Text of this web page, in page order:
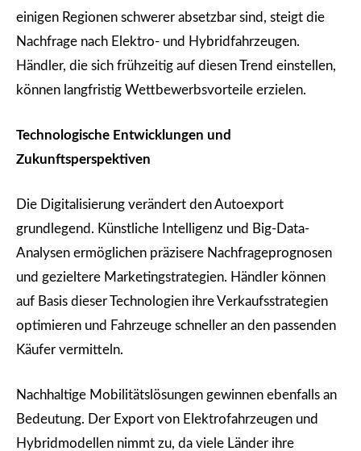
einigen Regionen schwerer absetzbar sind, steigt die
Nachfrage nach Elektro- und Hybridfahrzeugen.
Händler, die sich frühzeitig auf diesen Trend einstellen,
können langfristig Wettbewerbsvorteile erzielen.
Technologische Entwicklungen und
Zukunftsperspektiven
Die Digitalisierung verändert den Autoexport
grundlegend. Künstliche Intelligenz und Big-Data-
Analysen ermöglichen präzisere Nachfrageprognosen
und gezieltere Marketingstrategien. Händler können
auf Basis dieser Technologien ihre Verkaufsstrategien
optimieren und Fahrzeuge schneller an den passenden
Käufer vermitteln.
Nachhaltige Mobilitätslösungen gewinnen ebenfalls an
Bedeutung. Der Export von Elektrofahrzeugen und
Hybridmodellen nimmt zu, da viele Länder ihre